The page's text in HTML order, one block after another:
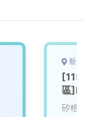
新竹
[115
區]RD
矽格股